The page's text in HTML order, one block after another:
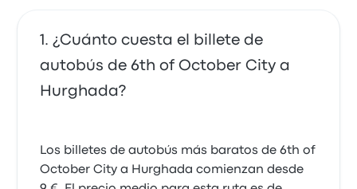
¿Cuánto cuesta el billete de
autobús de 6th of October City a
Hurghada?
Los billetes de autobús más baratos de 6th of
October City a Hurghada comienzan desde